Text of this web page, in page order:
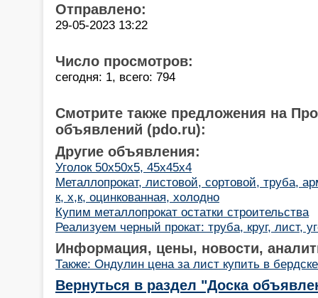
Отправлено:
29-05-2023 13:22
Число просмотров:
сегодня: 1, всего: 794
Смотрите также предложения на
объявлений (pdo.ru):
Другие объявления:
Уголок 50х50х5, 45х45х4
Металлопрокат, листовой, сортовой, труба,
к, х,к, оцинкованная, холодно
Купим металлопрокат остатки строительства
Реализуем черный прокат: труба, круг, лист,
Информация, цены, новости,
Также: Ондулин цена за лист купить в
Вернуться в раздел "Доска